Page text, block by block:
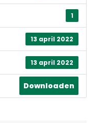
1
13 april 2022
13 april 2022
Downloaden